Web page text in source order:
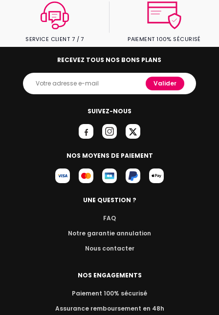
SERVICE CLIENT 7 / 7 PAIEMENT 100% SÉCURISÉ
SUIVEZ-NOUS
NOS MOYENS DE PAIEMENT
RECEVEZ TOUS NOS BONS PLANS
Valider
UNE QUESTION ?
FAQ
Notre garantie annulation
Nous contacter
NOS ENGAGEMENTS
Paiement 100% sécurisé
Assurance remboursement en 48h